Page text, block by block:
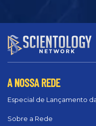
A NOSSA REDE
Especial de Lançamento
Sobre a Rede